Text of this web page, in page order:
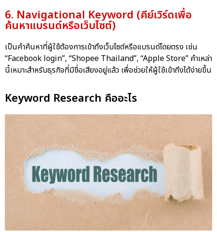
6. Navigational Keyword (คีย์เวิร์ดเพื่อ
ค้นหาแบรนด์หรือเว็บไซต์)
เป็นคำค้นหาที่ผู้ใช้ต้องการเข้าถึงเว็บไซต์หรือแบรนด์โดยตรง เช่น
“Facebook login”, “Shopee Thailand”, “Apple Store” คำเหล่า
นี้เหมาะสำหรับธุรกิจที่มีชื่อเสียงอยู่แล้ว เพื่อช่วยให้ผู้ใช้เข้าถึงได้ง่ายขึ้น
Keyword Research คืออะไร